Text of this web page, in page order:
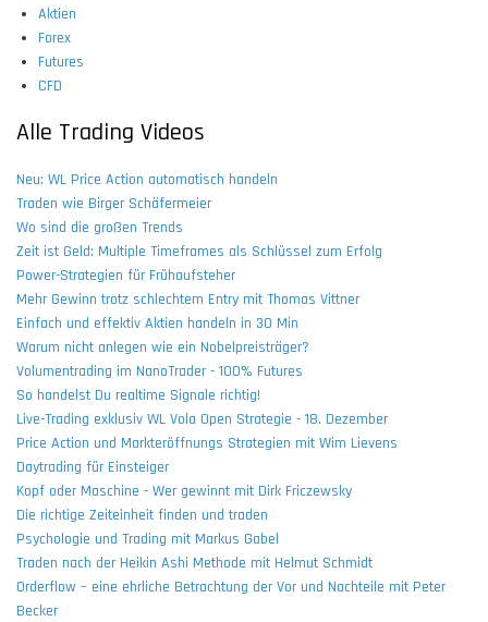
Aktien
Forex
Futures
CFD
Alle Trading Videos
Neu: WL Price Action automatisch handeln
Traden wie Birger Schäfermeier
Wo sind die großen Trends
Zeit ist Geld: Multiple Timeframes als Schlüssel zum Erfolg
Power-Strategien für Frühaufsteher
Mehr Gewinn trotz schlechtem Entry mit Thomas Vittner
Einfach und effektiv Aktien handeln in 30 Min
Warum nicht anlegen wie ein Nobelpreisträger?
Volumentrading im NanoTrader - 100% Futures
So handelst Du realtime Signale richtig!
Live-Trading exklusiv WL Vola Open Strategie - 18. Dezember
Price Action und Markteröffnungs Strategien mit Wim Lievens
Daytrading für Einsteiger
Kopf oder Maschine - Wer gewinnt mit Dirk Friczewsky
Die richtige Zeiteinheit finden und traden
Psychologie und Trading mit Markus Gabel
Traden nach der Heikin Ashi Methode mit Helmut Schmidt
Orderflow – eine ehrliche Betrachtung der Vor und Nachteile mit Peter
Becker